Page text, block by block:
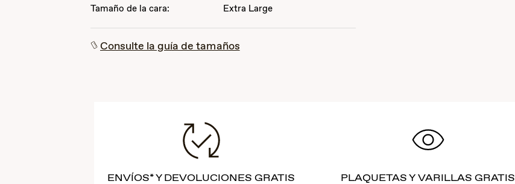
Tamaño de la cara: Extra Large
Consulte la guía de tamaños
ENVÍOS* Y DEVOLUCIONES GRATIS PLAQUETAS Y VARILLAS GRATIS